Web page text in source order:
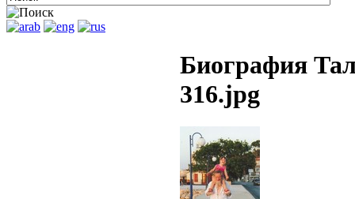
Биография
316.jpg